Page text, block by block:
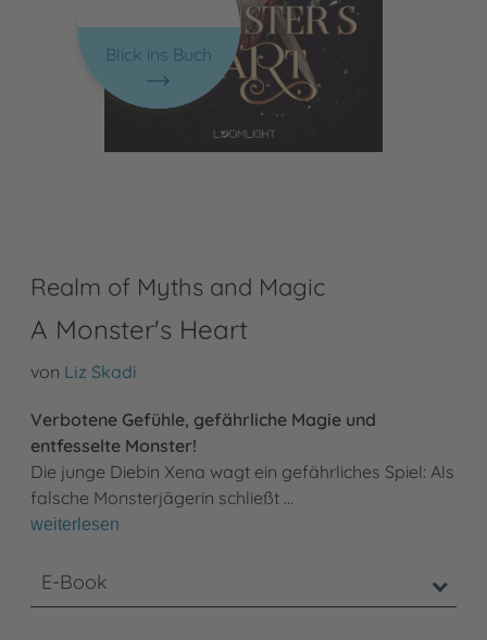
Blick ins Buch
Realm of Myths and Magic
A Monster's Heart
von Liz Skadi
Verbotene Gefühle, gefährliche Magie und
entfesselte Monster!
Die junge Diebin Xena wagt ein gefährliches Spiel: Als
falsche Monsterjägerin schließt …
weiterlesen
E-Book